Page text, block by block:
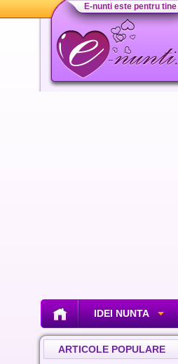
E-nunti este pentru tine
IDEI NUNTA
ARTICOLE POPULARE